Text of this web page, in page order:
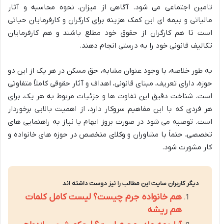
تامین اجتماعی می شود. آگاهی از میزان، نحوه محاسبه و آثار
مالیاتی و بیمه ای این کمک هزینه برای کارگران و کارفرمایان حیاتی
است تا هم کارگران از حقوق خود مطلع باشند و هم کارفرمایان
تکالیف قانونی خود را به درستی انجام دهند.
به طور خلاصه، با وجود عنوان مشابه، حق مسکن در هر یک از این دو
حوزه، دارای تعریف، مبنای قانونی، اهداف و آثار حقوقی کاملاً متفاوتی
است. شناخت دقیق این تفاوت ها و جزئیات مربوط به هر یک، برای
هر فردی که با این مفاهیم سروکار دارد، از اهمیت بالایی برخوردار
است. توصیه می شود در صورت بروز ابهام یا نیاز به راهنمایی های
تخصصی، حتماً با مشاوران و وکلای متخصص در حوزه های خانواده و
کار مشورت شود.
دیگر کاربران سایت این مطالب را نیز دوست داشته اند
هم خانواده جرم چیست؟ لیست کامل کلمات
هم ریشه